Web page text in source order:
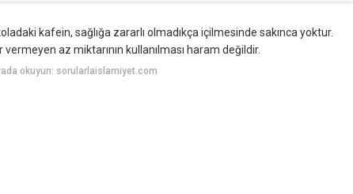
kafein, sağlığa zararlı olmadıkça içilmesinde sakınca yoktur.
az miktarının kullanılması haram değildir.
okuyun: sorularlaislamiyet.com